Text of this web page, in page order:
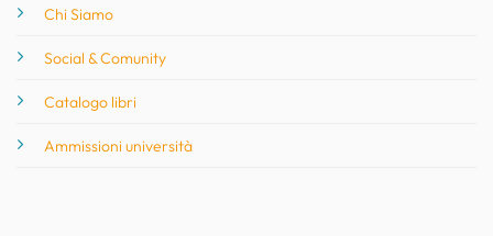
Chi Siamo
Social & Comunity
Catalogo libri
Ammissioni università